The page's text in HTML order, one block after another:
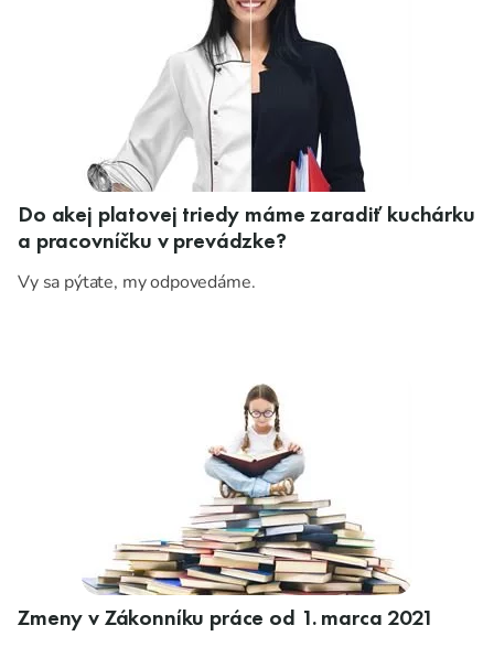
Do akej platovej triedy máme zaradiť kuchárku
a pracovníčku v prevádzke?
Vy sa pýtate, my odpovedáme.
Zmeny v Zákonníku práce od 1. marca 2021